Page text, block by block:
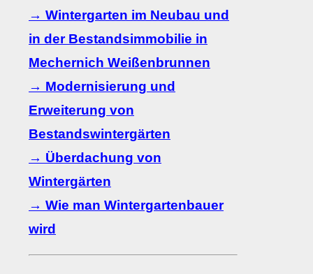
→ Wintergarten im Neubau und
in der Bestandsimmobilie in
Mechernich Weißenbrunnen
→ Modernisierung und
Erweiterung von
Bestandswintergärten
→ Überdachung von
Wintergärten
→ Wie man Wintergartenbauer
wird